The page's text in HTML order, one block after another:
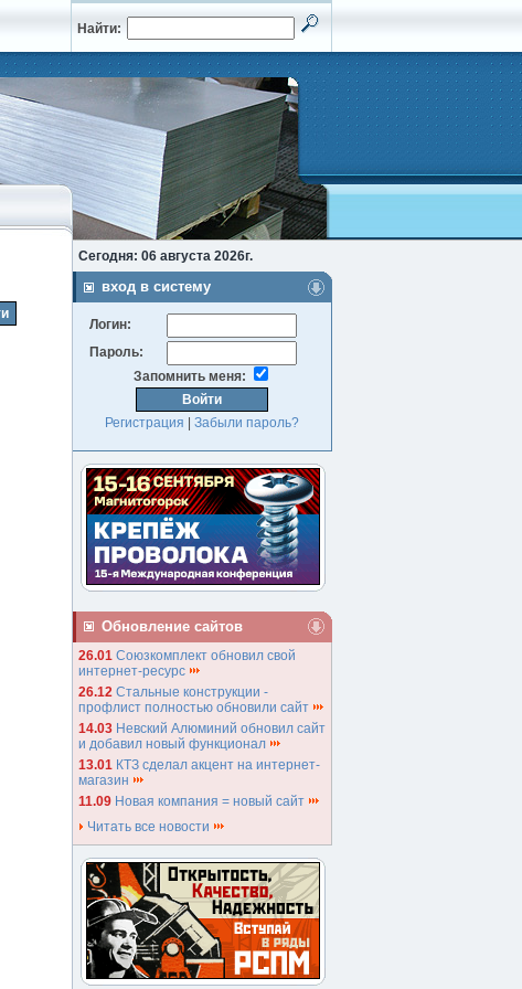
Найти:
Сегодня: 06 августа 2026г.
вход в систему
Логин:
Пароль:
Запомнить меня:
Регистрация Забыли пароль?
Обновление сайтов
26.01 Союзкомплект обновил свой
интернет-ресурс
26.12 Стальные конструкции -
профлист полностью обновили сайт
14.03 Невский Алюминий обновил сайт
и добавил новый функционал
13.01 КТЗ сделал акцент на интернет-
магазин
11.09 Новая компания = новый сайт
Читать все новости